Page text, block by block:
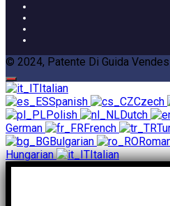
© 2024, Patente Di Guida
Italian
Spanish
Czech
Polish
Dutch
German
French
Bulgarian
Hungarian
Italian